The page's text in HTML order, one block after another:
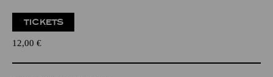
TICKETS
12,00 €